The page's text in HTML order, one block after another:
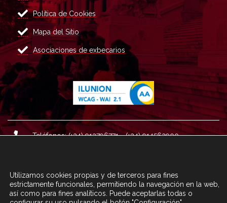
Política de Cookies
Mapa del Sitio
Asociaciones de exbecarios
Teléfonos: (+34) 913796771 - (+34) 914562900
Correo : informacion@fundacioncarolina.es
Utilizamos cookies propias y de terceros para fines
estrictamente funcionales, permitiendo la navegación en la web,
así como para fines analíticos. Puede aceptarlas todas o